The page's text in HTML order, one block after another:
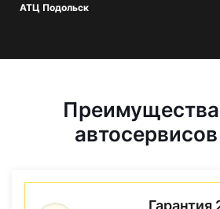
АТЦ Подольск
Гарантия